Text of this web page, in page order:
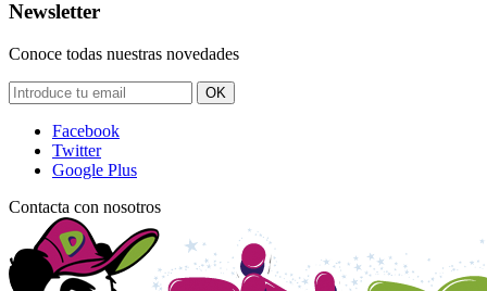
Newsletter
Conoce todas nuestras novedades
OK
Facebook
Twitter
Google Plus
Contacta con nosotros